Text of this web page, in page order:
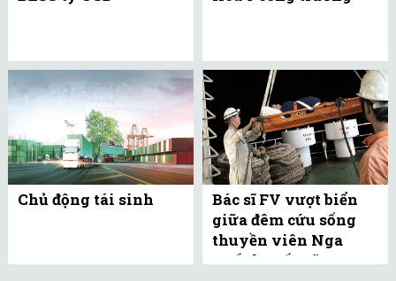
Chủ động tái sinh
Bác sĩ FV vượt biển
giữa đêm cứu sống
thuyền viên Nga
xuất huyết não